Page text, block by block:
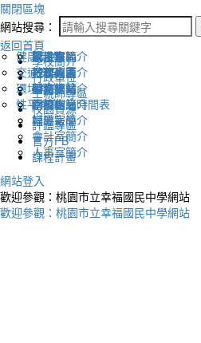
關閉區塊
網站搜尋：
返回首頁
學校簡介
認識幸福
地理位置
英文網站
幸福相簿
媒體報導
行政單位
校長室簡介
教務處簡介
學務處簡介
總務處簡介
輔導室簡介
會計室簡介
人事室簡介
生親師專區
新生專區
升學專區
圖書館藏
學校作息時間表
校園資源
電子報
下載列表
評鑑專區
健康促進
交通安全
環境教育
性平教育
官方FB
課程計畫
網站登入
歡迎參觀：桃園市立幸福國民中學網站
歡迎參觀：桃園市立幸福國民中學網站